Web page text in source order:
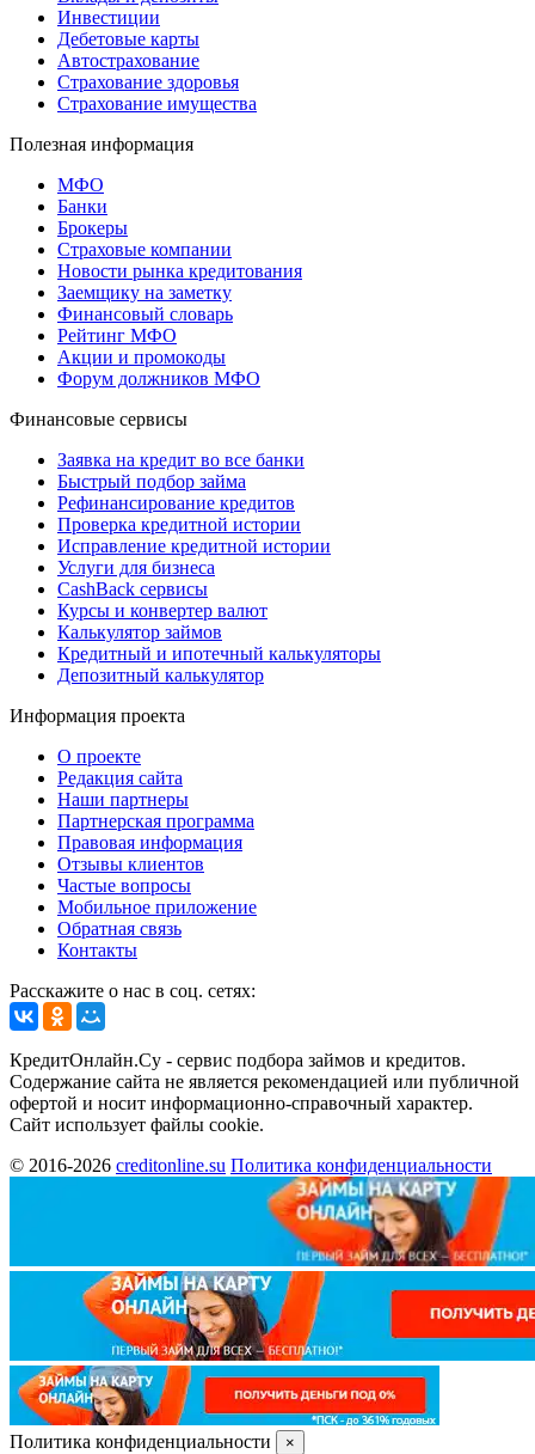
Инвестиции
Дебетовые карты
Автострахование
Страхование здоровья
Страхование имущества
Полезная информация
МФО
Банки
Брокеры
Страховые компании
Новости рынка кредитования
Заемщику на заметку
Финансовый словарь
Рейтинг МФО
Акции и промокоды
Форум должников МФО
Финансовые сервисы
Заявка на кредит во все банки
Быстрый подбор займа
Рефинансирование кредитов
Проверка кредитной истории
Исправление кредитной истории
Услуги для бизнеса
CashBack сервисы
Курсы и конвертер валют
Калькулятор займов
Кредитный и ипотечный калькуляторы
Депозитный калькулятор
Информация проекта
О проекте
Редакция сайта
Наши партнеры
Партнерская программа
Правовая информация
Отзывы клиентов
Частые вопросы
Мобильное приложение
Обратная связь
Контакты
Расскажите о нас в соц. сетях:
КредитОнлайн.Су - сервис подбора займов и кредитов.
Содержание сайта не является рекомендацией или публичной
офертой и носит информационно-справочный характер.
Сайт использует файлы cookie.
© 2016-2026 creditonline.su Политика конфиденциальности
Политика конфиденциальности ×